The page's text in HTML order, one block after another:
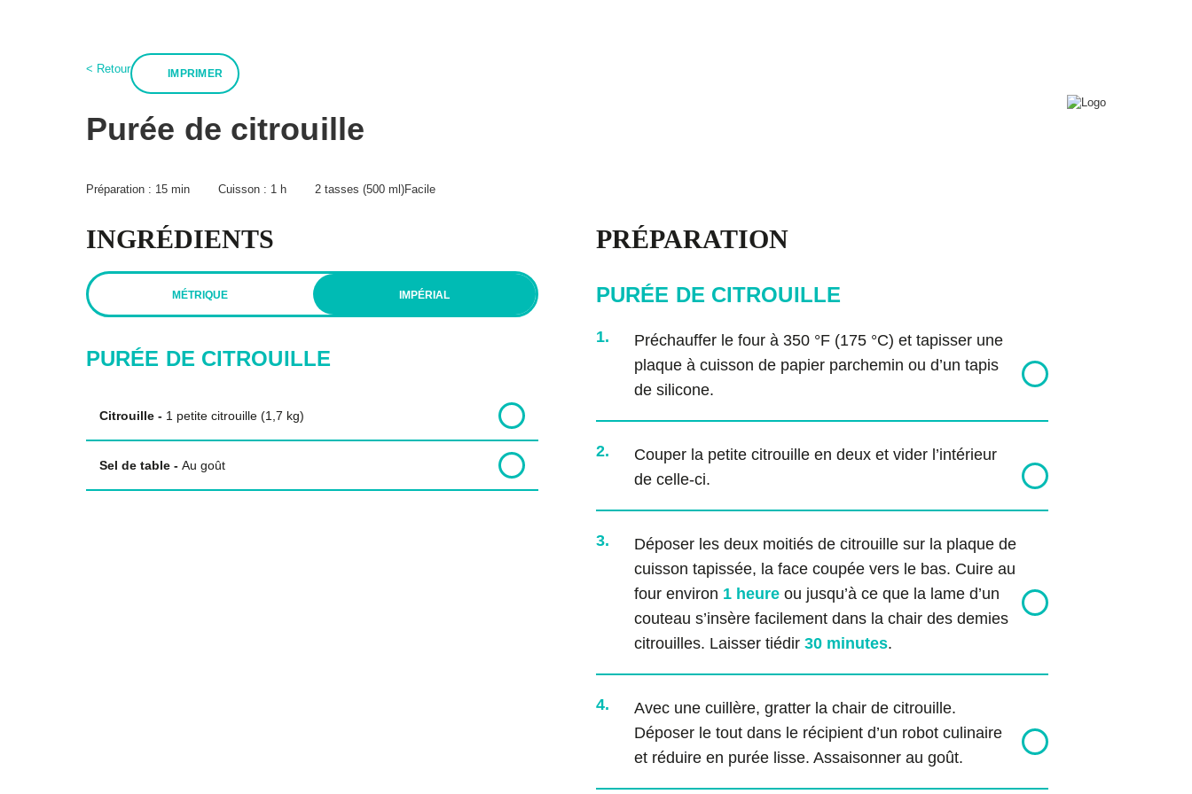
Recettes Boutique
< Retour IMPRIMER
Purée de citrouille
Préparation : 15 min Cuisson : 1 h 2 tasses (500 ml)Facile
INGRÉDIENTS
MÉTRIQUE IMPÉRIAL
PURÉE DE CITROUILLE
Citrouille - 1 petite citrouille (1,7 kg)
Sel de table - Au goût
PRÉPARATION
PURÉE DE CITROUILLE
1.
Préchauffer le four à 350 °F (175 °C) et tapisser une
plaque à cuisson de papier parchemin ou d’un tapis
de silicone.
2.
Couper la petite citrouille en deux et vider l’intérieur
de celle-ci.
3.
Déposer les deux moitiés de citrouille sur la plaque de
cuisson tapissée, la face coupée vers le bas. Cuire au
four environ 1 heure ou jusqu’à ce que la lame d’un
couteau s’insère facilement dans la chair des demies
citrouilles. Laisser tiédir30 minutes.
4.
Avec une cuillère, gratter la chair de citrouille.
Déposer le tout dans le récipient d’un robot culinaire
et réduire en purée lisse. Assaisonner au goût.
À propos
Hubert Cormier
Paméla Rousseau
Infolettre
FAQ
Politique de confidentialité Politique éditoriale Conditions d’utilisation